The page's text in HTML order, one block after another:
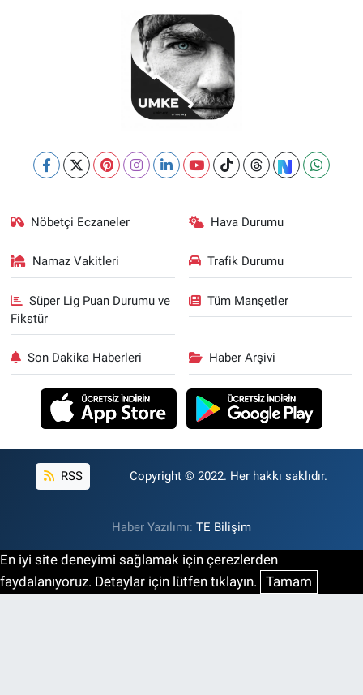
Nöbetçi Eczaneler Hava Durumu
Namaz Vakitleri Trafik Durumu
Süper Lig Puan Durumu ve
Fikstür
Tüm Manşetler
Son Dakika Haberleri Haber Arşivi
RSS Copyright © 2022. Her hakkı saklıdır.
Haber Yazılımı: TE Bilişim
En iyi site deneyimi sağlamak için çerezlerden
faydalanıyoruz. Detaylar için lütfen tıklayın. Tamam